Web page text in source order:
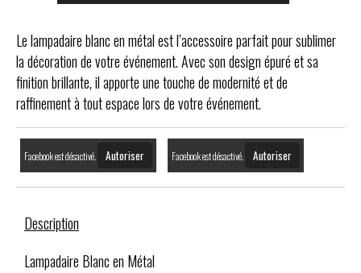
Le lampadaire blanc en métal est l’accessoire parfait pour sublimer
la décoration de votre événement. Avec son design épuré et sa
finition brillante, il apporte une touche de modernité et de
raffinement à tout espace lors de votre événement.
Facebook est désactivé. Autoriser Facebook est désactivé. Autoriser
Description
Lampadaire Blanc en Métal